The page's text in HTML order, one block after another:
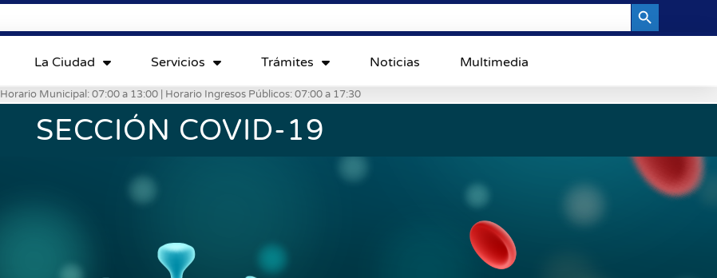
La Ciudad Servicios Trámites Noticias Multimedia
Horario Municipal: 07:00 a 13:00 | Horario Ingresos Públicos: 07:00 a 17:30
SECCIÓN COVID-19